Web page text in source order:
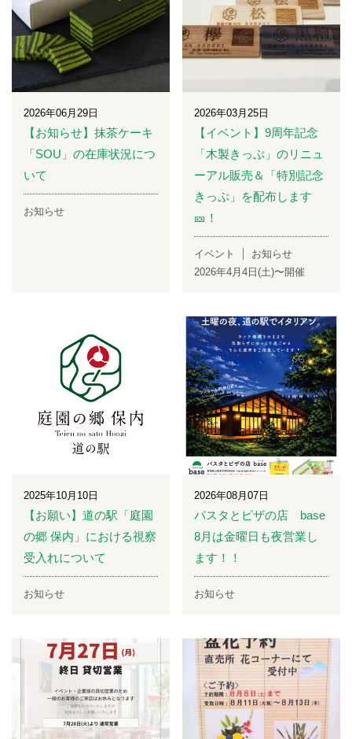
2026年06月29日
【お知らせ】抹茶ケーキ
「SOU」の在庫状況につ
いて
お知らせ
2026年03月25日
【イベント】9周年記念
「木製きっぷ」のリニュ
ーアル販売＆「特別記念
きっぷ」を配布します
🎫！
イベント
お知らせ
2026年4月4日(土)〜開催
2025年10月10日
【お願い】道の駅「庭園
の郷 保内」における視察
受入れについて
お知らせ
2026年08月07日
パスタとピザの店 base
8月は金曜日も夜営業し
ます！！
お知らせ